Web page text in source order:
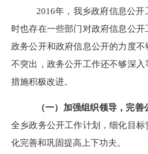
2016年，我乡政府信息公
时也存在一些部门对政府信息公
政务公开和政府信息公开的力度
不突出，政务公开工作还不够深
措施积极改进。
（一）加强组织领导，完善
全乡政务公开工作计划，细化目
化完善和巩固提高上下功夫。